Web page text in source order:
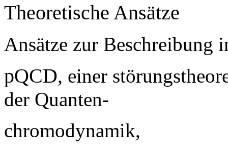
Theoretische Ansätze
Ansätze zur Beschreibung
pQCD, einer
der Quanten-
chromodynamik,